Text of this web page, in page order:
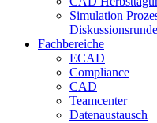
Simulation
Diskussionsrunde
Fachbereiche
ECAD
Compliance
CAD
Teamcenter
Datenaustausch